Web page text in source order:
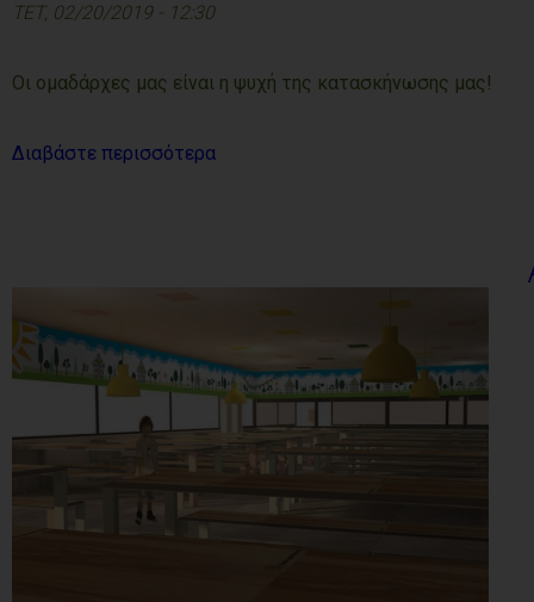
ΤΕΤ, 02/20/2019 - 12:30
Οι ομαδάρχες μας είναι η ψυχή της κατασκήνωσης μας!
Διαβάστε περισσότερα